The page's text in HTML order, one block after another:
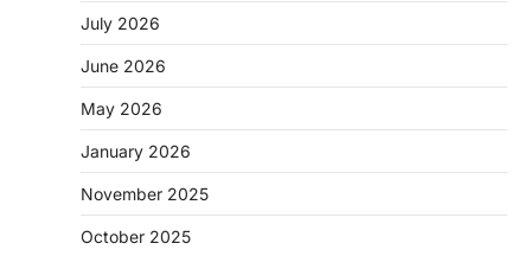
July 2026
June 2026
May 2026
January 2026
November 2025
October 2025
CHHATTISGARH
CG: 1 से 19 वर्ष तक के बच्चों को निःशुल्क दी
जाएगी एल्बेंडाजोल
More Khabar August 7, 2026
रायपुर। राष्ट्रीय कृमि मुक्ति दिवस भारत सरकार द्वारा